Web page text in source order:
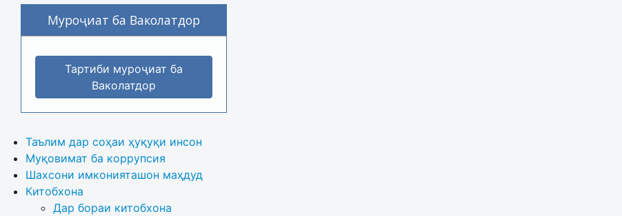
Муроҷиат ба Ваколатдор
Тартиби муроҷиат ба
Ваколатдор
Таълим дар соҳаи ҳуқуқи инсон
Муқовимат ба коррупсия
Шахсони имконияташон маҳдуд
Китобхона
Дар бораи китобхона